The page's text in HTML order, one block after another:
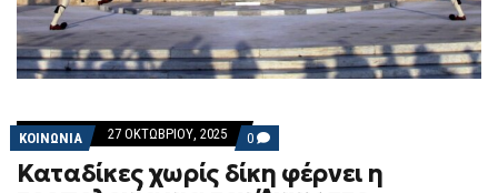
ΚΟΙΝΩΝΙΑ 27 ΟΚΤΩΒΡΊΟΥ, 2025 0 COMMENTS
ON
ΚΑΤΑΔΊΚΕΣ
ΧΩΡΊΣ
Καταδίκες χωρίς δίκη φέρνει η